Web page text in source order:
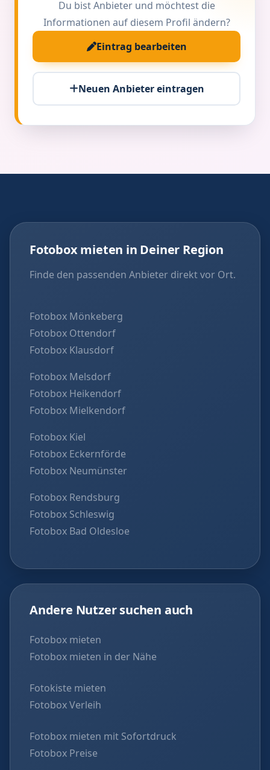
Du bist Anbieter und möchtest die
Informationen auf diesem Profil ändern?
Eintrag bearbeiten
Neuen Anbieter eintragen
Fotobox mieten in Deiner Region
Finde den passenden Anbieter direkt vor Ort.
Fotobox Mönkeberg
Fotobox Ottendorf
Fotobox Klausdorf
Fotobox Melsdorf
Fotobox Heikendorf
Fotobox Mielkendorf
Fotobox Kiel
Fotobox Eckernförde
Fotobox Neumünster
Fotobox Rendsburg
Fotobox Schleswig
Fotobox Bad Oldesloe
Andere Nutzer suchen auch
Fotobox mieten
Fotobox mieten in der Nähe
Fotokiste mieten
Fotobox Verleih
Fotobox mieten mit Sofortdruck
Fotobox Preise